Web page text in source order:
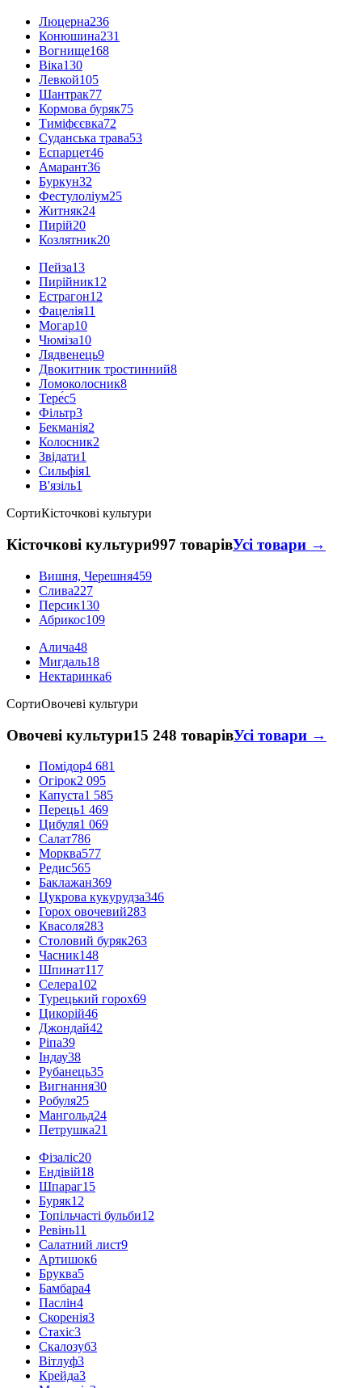
Люцерна236
Конюшина231
Вогнище168
Віка130
Левкой105
Шантрак77
Кормова буряк75
Тиміфєєвка72
Суданська трава53
Еспарцет46
Амарант36
Буркун32
Фестулоліум25
Житняк24
Пирій20
Козлятник20
Пейза13
Пирійник12
Естрагон12
Фацелія11
Могар10
Чюміза10
Лядвенець9
Двокитник тростинний8
Ломоколосник8
Тере́с5
Фільтр3
Бекманія2
Колосник2
Звідати1
Сильфія1
В'язіль1
СортиКісточкові культури
Кісточкові культури997 товарівУсі товари →
Вишня, Черешня459
Слива227
Персик130
Абрикос109
Алича48
Мигдаль18
Нектаринка6
СортиОвочеві культури
Овочеві культури15 248 товарівУсі товари →
Помідор4 681
Огірок2 095
Капуста1 585
Перець1 469
Цибуля1 069
Салат786
Морква577
Редис565
Баклажан369
Цукрова кукурудза346
Горох овочевий283
Квасоля283
Столовий буряк263
Часник148
Шпинат117
Селера102
Турецький горох69
Цикорій46
Джондай42
Ріпа39
Індау38
Рубанець35
Вигнання30
Робуля25
Мангольд24
Петрушка21
Фізаліс20
Ендівій18
Шпараг15
Буряк12
Топільчасті бульби12
Ревінь11
Салатний лист9
Артишок6
Бруква5
Бамбара4
Паслін4
Скоренія3
Стахіс3
Скалозуб3
Вітлуф3
Крейда3